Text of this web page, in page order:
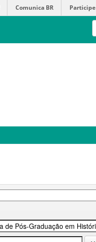
Comunica BR Participe